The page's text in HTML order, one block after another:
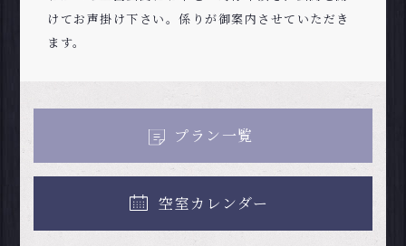
けてお声掛け下さい。係りが御案内させていただき
ます。
プラン一覧
空室カレンダー